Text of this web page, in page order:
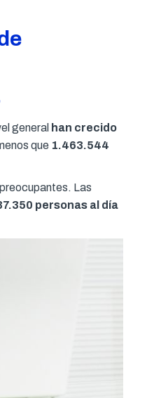
general han crecido
que 1.463.544
Las
personas al día